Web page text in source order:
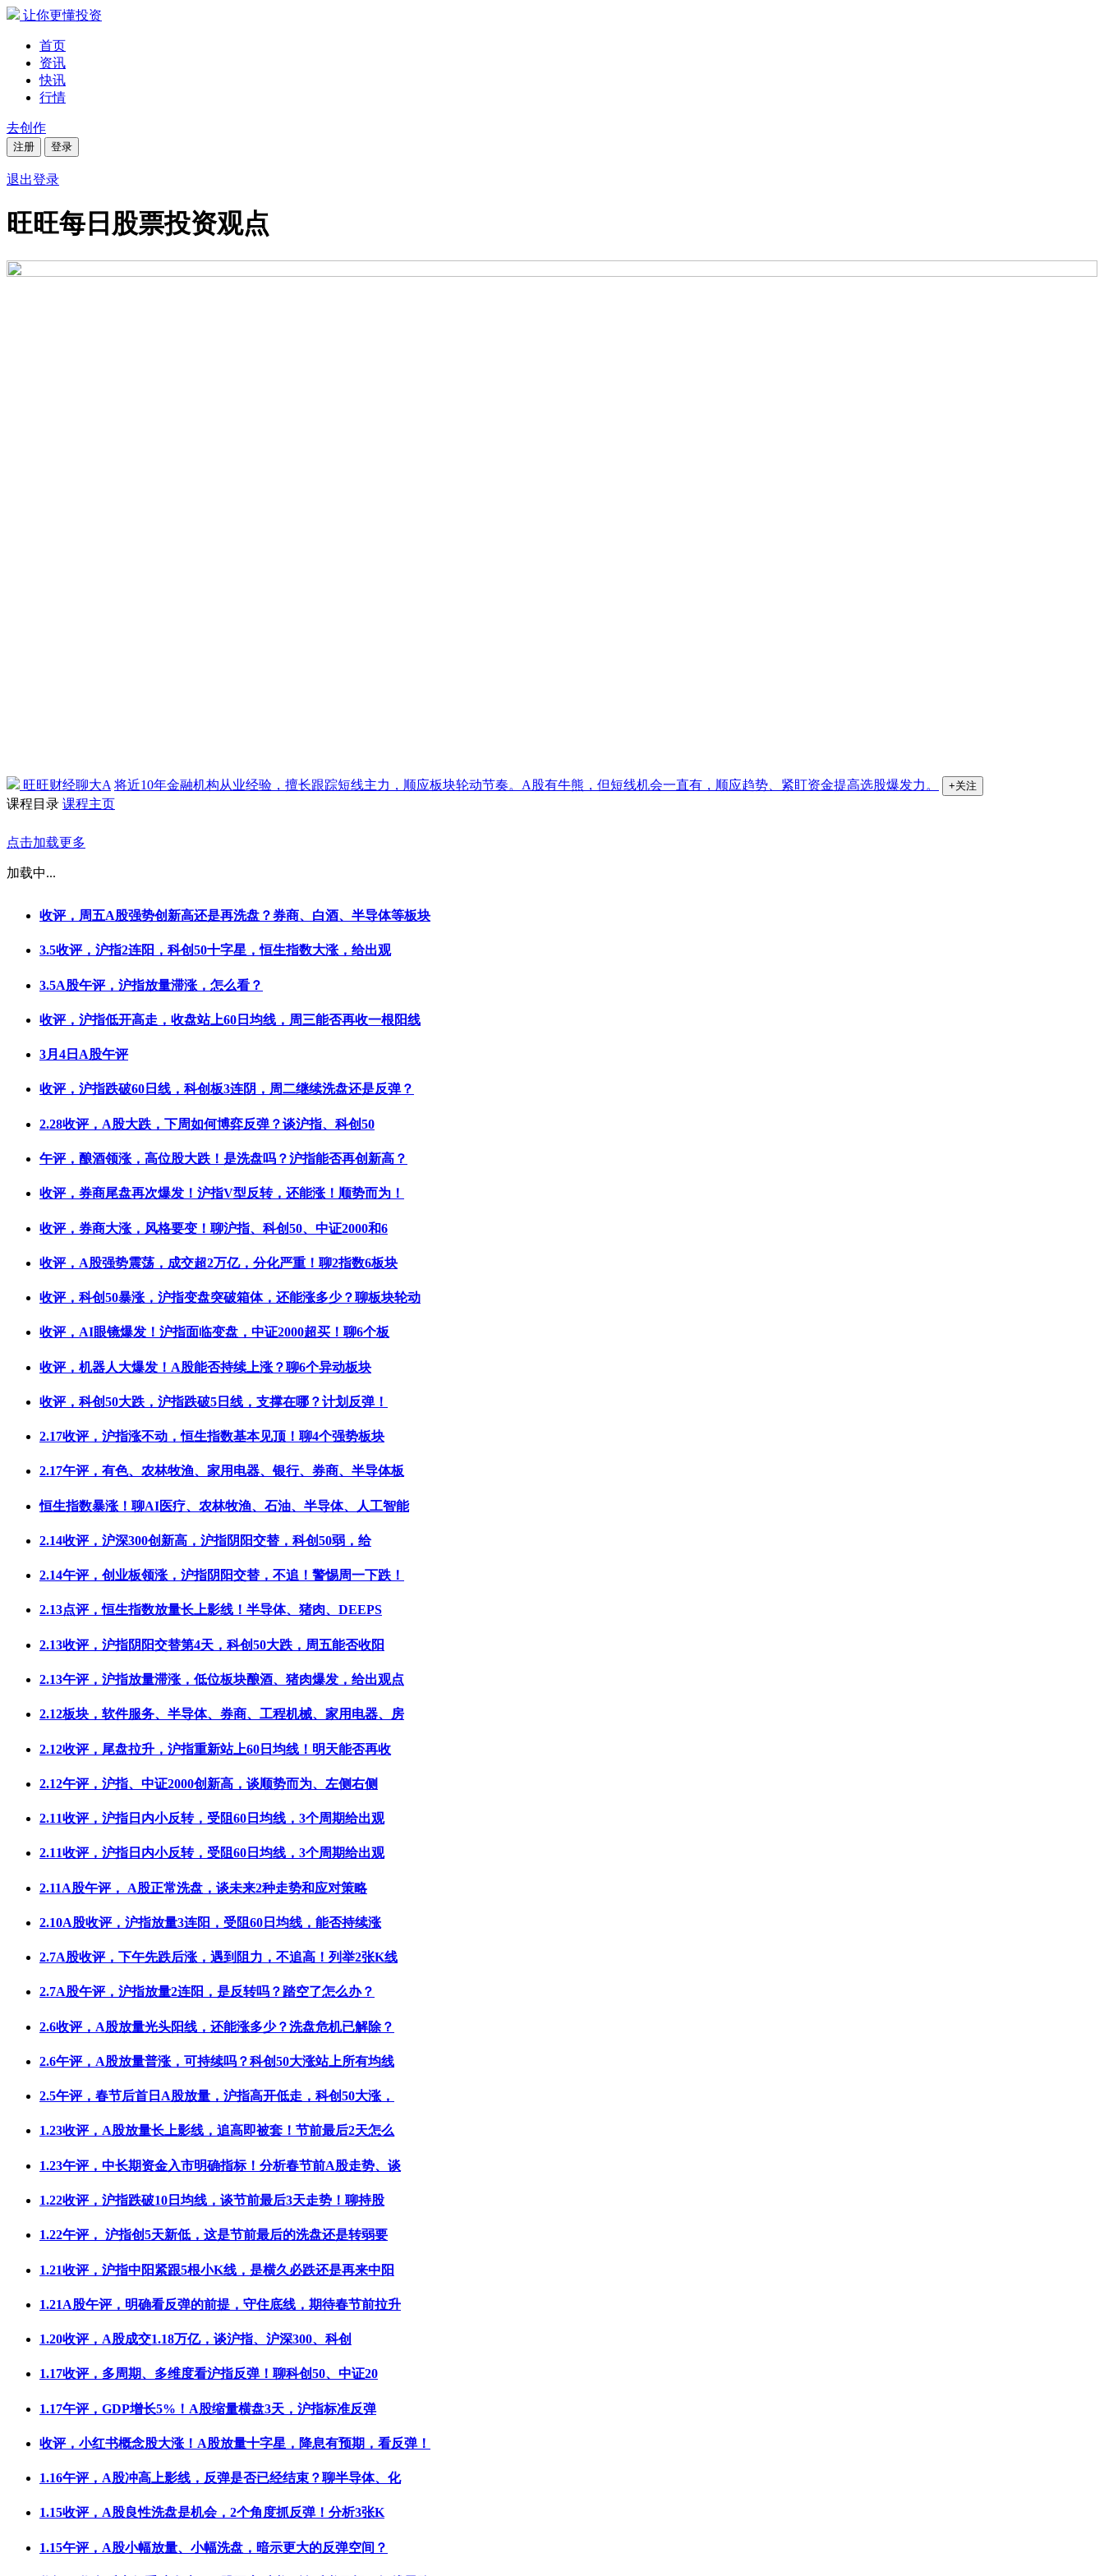
让你更懂投资
首页
资讯
快讯
行情
去创作
注册 登录
退出登录
旺旺每日股票投资观点
旺旺财经聊大A 将近10年金融机构从业经验，擅长跟踪短线主力，顺应板块轮动节奏。A股有牛熊，但短线机会一直有，顺应趋势、紧盯资金提高选股爆发力。 +关注
课程目录 课程主页
点击加载更多
加载中...
收评，周五A股强势创新高还是再洗盘？券商、白酒、半导体等板块
3.5收评，沪指2连阳，科创50十字星，恒生指数大涨，给出观
3.5A股午评，沪指放量滞涨，怎么看？
收评，沪指低开高走，收盘站上60日均线，周三能否再收一根阳线
3月4日A股午评
收评，沪指跌破60日线，科创板3连阴，周二继续洗盘还是反弹？
2.28收评，A股大跌，下周如何博弈反弹？谈沪指、科创50
午评，酿酒领涨，高位股大跌！是洗盘吗？沪指能否再创新高？
收评，券商尾盘再次爆发！沪指V型反转，还能涨！顺势而为！
收评，券商大涨，风格要变！聊沪指、科创50、中证2000和6
收评，A股强势震荡，成交超2万亿，分化严重！聊2指数6板块
收评，科创50暴涨，沪指变盘突破箱体，还能涨多少？聊板块轮动
收评，AI眼镜爆发！沪指面临变盘，中证2000超买！聊6个板
收评，机器人大爆发！A股能否持续上涨？聊6个异动板块
收评，科创50大跌，沪指跌破5日线，支撑在哪？计划反弹！
2.17收评，沪指涨不动，恒生指数基本见顶！聊4个强势板块
2.17午评，有色、农林牧渔、家用电器、银行、券商、半导体板
恒生指数暴涨！聊AI医疗、农林牧渔、石油、半导体、人工智能
2.14收评，沪深300创新高，沪指阴阳交替，科创50弱，给
2.14午评，创业板领涨，沪指阴阳交替，不追！警惕周一下跌！
2.13点评，恒生指数放量长上影线！半导体、猪肉、DEEPS
2.13收评，沪指阴阳交替第4天，科创50大跌，周五能否收阳
2.13午评，沪指放量滞涨，低位板块酿酒、猪肉爆发，给出观点
2.12板块，软件服务、半导体、券商、工程机械、家用电器、房
2.12收评，尾盘拉升，沪指重新站上60日均线！明天能否再收
2.12午评，沪指、中证2000创新高，谈顺势而为、左侧右侧
2.11收评，沪指日内小反转，受阻60日均线，3个周期给出观
2.11收评，沪指日内小反转，受阻60日均线，3个周期给出观
2.11A股午评， A股正常洗盘，谈未来2种走势和应对策略
2.10A股收评，沪指放量3连阳，受阻60日均线，能否持续涨
2.7A股收评，下午先跌后涨，遇到阻力，不追高！列举2张K线
2.7A股午评，沪指放量2连阳，是反转吗？踏空了怎么办？
2.6收评，A股放量光头阳线，还能涨多少？洗盘危机已解除？
2.6午评，A股放量普涨，可持续吗？科创50大涨站上所有均线
2.5午评，春节后首日A股放量，沪指高开低走，科创50大涨，
1.23收评，A股放量长上影线，追高即被套！节前最后2天怎么
1.23午评，中长期资金入市明确指标！分析春节前A股走势、谈
1.22收评，沪指跌破10日均线，谈节前最后3天走势！聊持股
1.22午评， 沪指创5天新低，这是节前最后的洗盘还是转弱要
1.21收评，沪指中阳紧跟5根小K线，是横久必跌还是再来中阳
1.21A股午评，明确看反弹的前提，守住底线，期待春节前拉升
1.20收评，A股成交1.18万亿，谈沪指、沪深300、科创
1.17收评，多周期、多维度看沪指反弹！聊科创50、中证20
1.17午评，GDP增长5%！A股缩量横盘3天，沪指标准反弹
收评，小红书概念股大涨！A股放量十字星，降息有预期，看反弹！
1.16午评，A股冲高上影线，反弹是否已经结束？聊半导体、化
1.15收评，A股良性洗盘是机会，2个角度抓反弹！分析3张K
1.15午评，A股小幅放量、小幅洗盘，暗示更大的反弹空间？